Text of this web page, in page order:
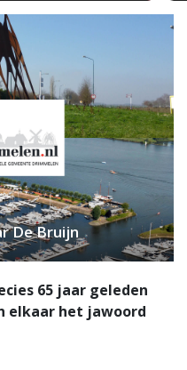
De Bruijn
65 jaar geleden
elkaar het jawoord